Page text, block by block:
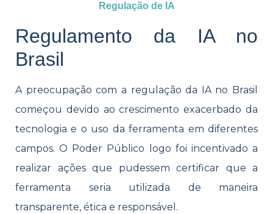
Regulação de IA
Regulamento da IA no
Brasil
A preocupação com a regulação da IA no Brasil
começou devido ao crescimento exacerbado da
tecnologia e o uso da ferramenta em diferentes
campos. O Poder Público logo foi incentivado a
realizar ações que pudessem certificar que a
ferramenta seria utilizada de maneira
transparente, ética e responsável.